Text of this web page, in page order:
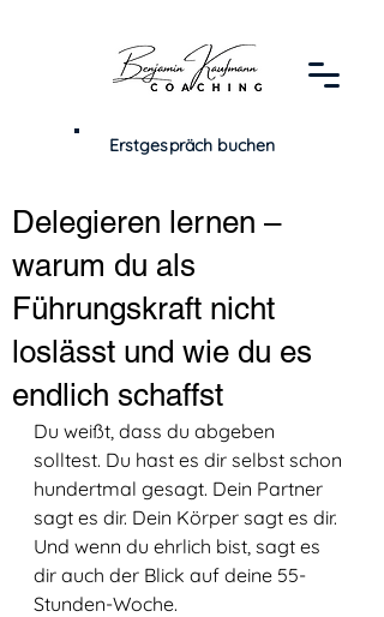
Erstgespräch buchen
Delegieren lernen –
warum du als
Führungskraft nicht
loslässt und wie du es
endlich schaffst
Du weißt, dass du abgeben
solltest. Du hast es dir selbst schon
hundertmal gesagt. Dein Partner
sagt es dir. Dein Körper sagt es dir.
Und wenn du ehrlich bist, sagt es
dir auch der Blick auf deine 55-
Stunden-Woche.